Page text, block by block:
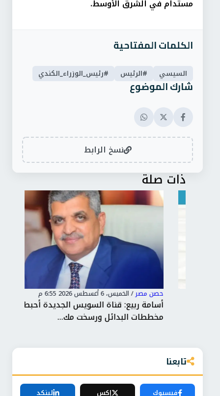
مستدام في الشرق الأوسط.
الكلمات المفتاحية
السيسي #الرئيس #رئيس_الوزراء_الكندي
شارك الموضوع
نسخ الرابط
ذات صلة
حصن مصر/الخميس، 6 أغسطس 2026 6:55 م
أسامة ربيع: قناة السويس الجديدة أحبطت
مخططات البدائل ورسخت مك...
تابعنا
فيسبوك إكس
لينكد